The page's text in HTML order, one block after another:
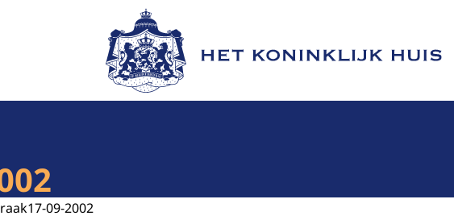
Naar de homepage van Het Koninklijk Huis
17-09-2002